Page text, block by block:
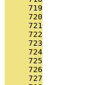
     719
     720
     721
     722
     723
     724
     725
     726
     727